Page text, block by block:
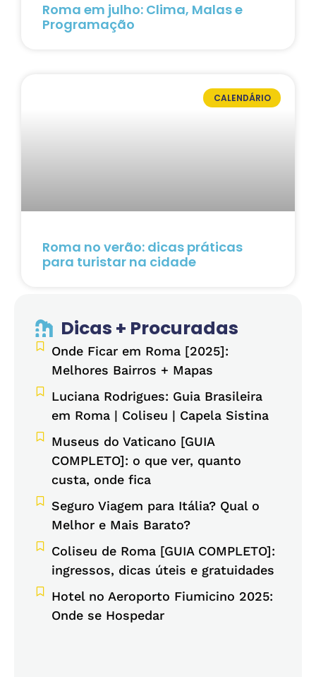
Roma em julho: Clima, Malas e
Programação
CALENDÁRIO
Roma no verão: dicas práticas
para turistar na cidade
Dicas + Procuradas
Onde Ficar em Roma [2025]:
Melhores Bairros + Mapas
Luciana Rodrigues: Guia Brasileira
em Roma | Coliseu | Capela Sistina
Museus do Vaticano [GUIA
COMPLETO]: o que ver, quanto
custa, onde fica
Seguro Viagem para Itália? Qual o
Melhor e Mais Barato?
Coliseu de Roma [GUIA COMPLETO]:
ingressos, dicas úteis e gratuidades
Hotel no Aeroporto Fiumicino 2025:
Onde se Hospedar